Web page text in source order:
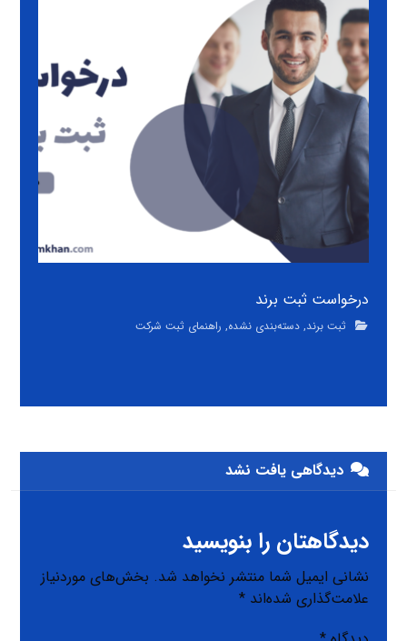
درخواست ثبت برند
ثبت برند,دسته‌بندی نشده, راهنمای ثبت شرکت
دیدگاهی یافت نشد
دیدگاهتان را بنویسید
نشانی ایمیل شما منتشر نخواهد شد. بخش‌های موردنیاز
علامت‌گذاری شده‌اند*